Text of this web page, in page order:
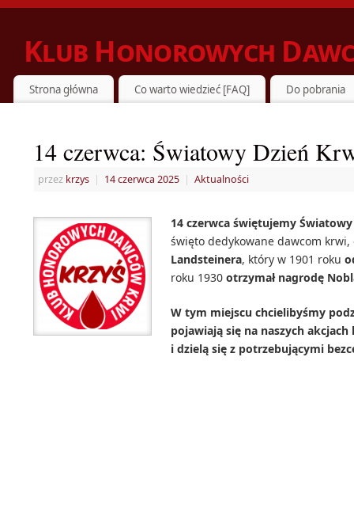
Klub Honorowych
ZIELONKA DZIELI SIĘ KRWIĄ Z POTRZEBUJĄCYMI
Strona główna Co warto wiedzieć [FAQ] Do pobrania
14 czerwca: Światowy Dzień
przez krzys | 14 czerwca 2025 | Aktualności
14 czerwca świętujemy
święto dedykowane dawcom
Landsteinera, który w 1901 roku
roku 1930 otrzymał nagrodę
W tym miejscu chcielibyśmy
pojawiają się na naszych
i dzielą się z potrzebującymi